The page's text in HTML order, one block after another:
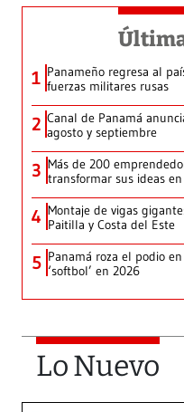
1 Panameño regresa al
fuerzas militares rusas
2 Canal de Panamá
agosto y septiembre
3 Más de 200
transformar sus ideas
4 Montaje de vigas
Paitilla y Costa del Este
5 Panamá roza el podio
‘softbol’ en 2026
Lo Nuevo